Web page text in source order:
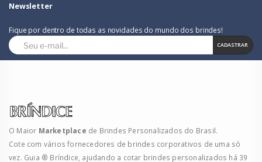
Newsletter
Fique por dentro de todas as novidades do mundo dos brindes!
CADASTRAR
O Maior Marketplace de Brindes Personalizados do Brasil.
Cote com vários fornecedores de brindes corporativos de uma só
vez. Guia ® Bríndice, ajudando a cotar brindes personalizados há 39